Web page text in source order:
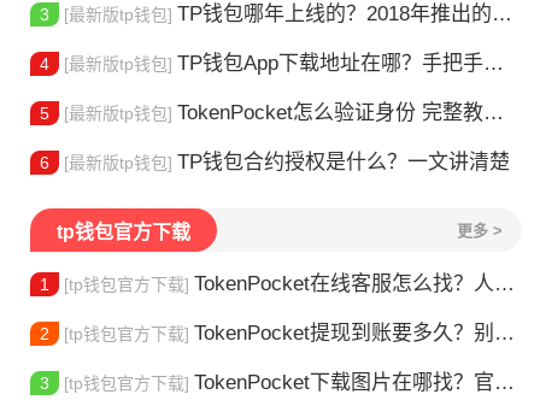
3 [最新版tp钱包] TP钱包哪年上线的？2018年推出的多链钱包全解析
4 [最新版tp钱包] TP钱包App下载地址在哪？手把手教你安全下载
5 [最新版tp钱包] TokenPocket怎么验证身份 完整教程分享 手把手教你完成KYC认证流程
6 [最新版tp钱包] TP钱包合约授权是什么？一文讲清楚
tp钱包官方下载 更多 >
1 [tp钱包官方下载] TokenPocket在线客服怎么找？人工客服快速接入攻略
2 [tp钱包官方下载] TokenPocket提现到账要多久？别把钱包当银行，看完这篇就懂了
3 [tp钱包官方下载] TokenPocket下载图片在哪找？官方渠道最靠谱